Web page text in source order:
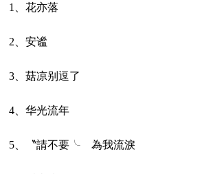
1、花亦落
2、安谧
3、菇凉别逗了
4、华光流年
5、〝請不要╰ゝ為我流淚